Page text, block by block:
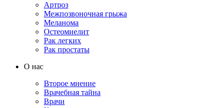
Артроз
Межпозвоночная грыжа
Меланома
Остеомиелит
Рак легких
Рак простаты
О нас
Второе мнение
Врачебная тайна
Врачи